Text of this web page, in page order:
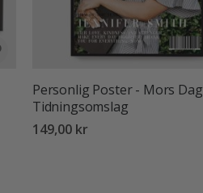
Personlig Poster - Mors Dag
Tidningsomslag
149,00 kr